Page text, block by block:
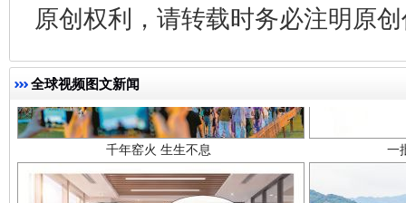
原创权利，请转载时务必注明原
全球视频图文新闻